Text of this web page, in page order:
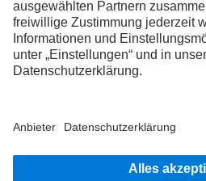
FOLLOW THE ROADSTARS.
Tausche jetzt Erfahrungen mit
Truckern aus.